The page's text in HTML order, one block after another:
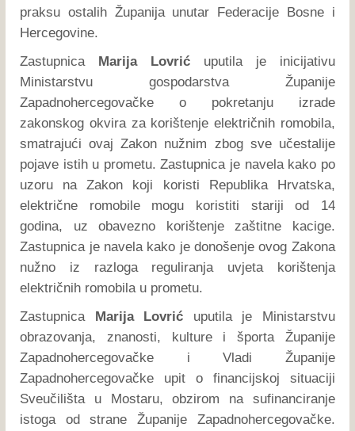
praksu ostalih Županija unutar Federacije Bosne i
Hercegovine.
Zastupnica Marija Lovrić uputila je inicijativu
Ministarstvu gospodarstva Županije
Zapadnohercegovačke o pokretanju izrade
zakonskog okvira za korištenje električnih romobila,
smatrajući ovaj Zakon nužnim zbog sve učestalije
pojave istih u prometu. Zastupnica je navela kako po
uzoru na Zakon koji koristi Republika Hrvatska,
električne romobile mogu koristiti stariji od 14
godina, uz obavezno korištenje zaštitne kacige.
Zastupnica je navela kako je donošenje ovog Zakona
nužno iz razloga reguliranja uvjeta korištenja
električnih romobila u prometu.
Zastupnica Marija Lovrić uputila je Ministarstvu
obrazovanja, znanosti, kulture i športa Županije
Zapadnohercegovačke i Vladi Županije
Zapadnohercegovačke upit o financijskoj situaciji
Sveučilišta u Mostaru, obzirom na sufinanciranje
istoga od strane Županije Zapadnohercegovačke.